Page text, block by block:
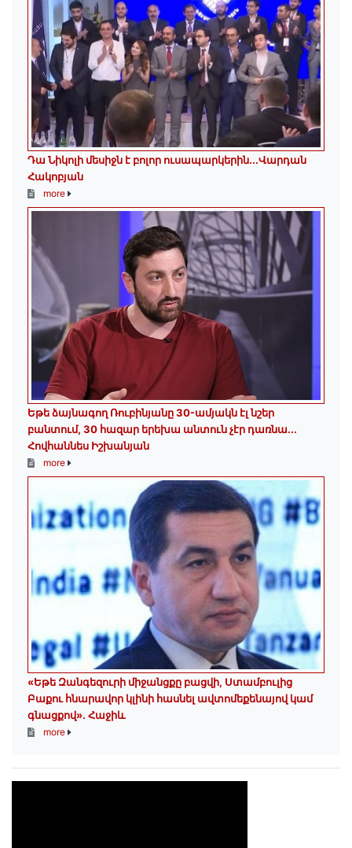
Դա Նիկոլի մեսիջն է բոլոր ուսապարկերին․․․Վարդան
Հակոբյան
more
Եթե ձայնագող Ռուբինյանը 30-ամյակն էլ նշեր
բանտում, 30 հազար երեխա անտուն չէր դառնա․․․
Հովհաննես Իշխանյան
more
«Եթե Զանգեզուրի միջանցքը բացվի, Ստամբուլից
Բաքու հնարավոր կլինի հասնել ավտոմեքենայով կամ
գնացքով»․ Հաջիև
more